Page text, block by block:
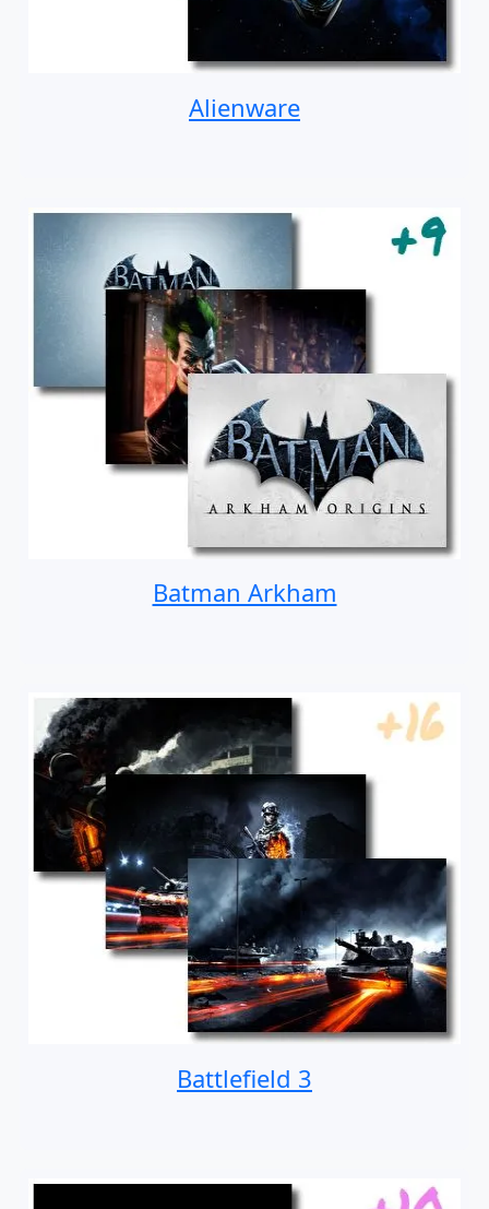
Alienware
Batman Arkham
Battlefield 3